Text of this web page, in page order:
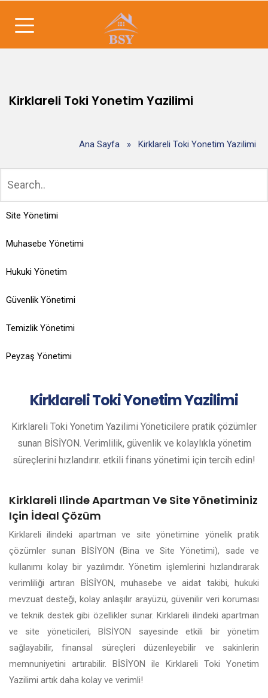
Kirklareli Toki Yonetim Yazilimi
Ana Sayfa » Kirklareli Toki Yonetim Yazilimi
Site Yönetimi
Muhasebe Yönetimi
Hukuki Yönetim
Güvenlik Yönetimi
Temizlik Yönetimi
Peyzaş Yönetimi
KirklareliToki Yonetim Yazilimi
Kirklareli Toki Yonetim Yazilimi Yöneticilere pratik çözümler
sunan BİSİYON. Verimlilik, güvenlik ve kolaylıkla yönetim
süreçlerini hızlandırır. etkili finans yönetimi için tercih edin!
Kirklareli Ilinde Apartman Ve Site Yönetiminiz
Için İdeal Çözüm
Kirklareli ilindeki apartman ve site yönetimine yönelik pratik
çözümler sunan BİSİYON (Bina ve Site Yönetimi), sade ve
kullanımı kolay bir yazılımdır. Yönetim işlemlerini hızlandırarak
verimliliği artıran BİSİYON, muhasebe ve aidat takibi, hukuki
mevzuat desteği, kolay anlaşılır arayüzü, güvenilir veri koruması
ve teknik destek gibi özellikler sunar. Kirklareli ilindeki apartman
ve site yöneticileri, BİSİYON sayesinde etkili bir yönetim
sağlayabilir, finansal süreçleri düzenleyebilir ve sakinlerin
memnuniyetini artırabilir. BİSİYON ile Kirklareli Toki Yonetim
Yazilimi artık daha kolay ve verimli!